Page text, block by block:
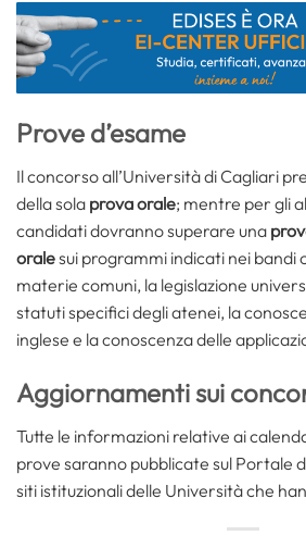
Prove d’esame
Il concorso all’Università di Cagliari
della sola prova orale; mentre per gli
candidati dovranno superare una
oralesui programmi indicati nei bandi
materie comuni, la legislazione
statuti specifici degli atenei, la
inglese e la conoscenza delle
Aggiornamenti sui
Tutte le informazioni relative ai
prove saranno pubblicate sul Portale
siti istituzionali delle Università che